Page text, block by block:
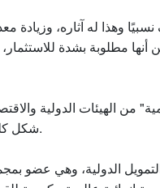
وهذا له آثاره، وزيادة
مطلوبة بشدة
من الهيئات الدولية
شكل كلمات، ولكن مع زيادة الموارد.
الدولية، وهي عضو